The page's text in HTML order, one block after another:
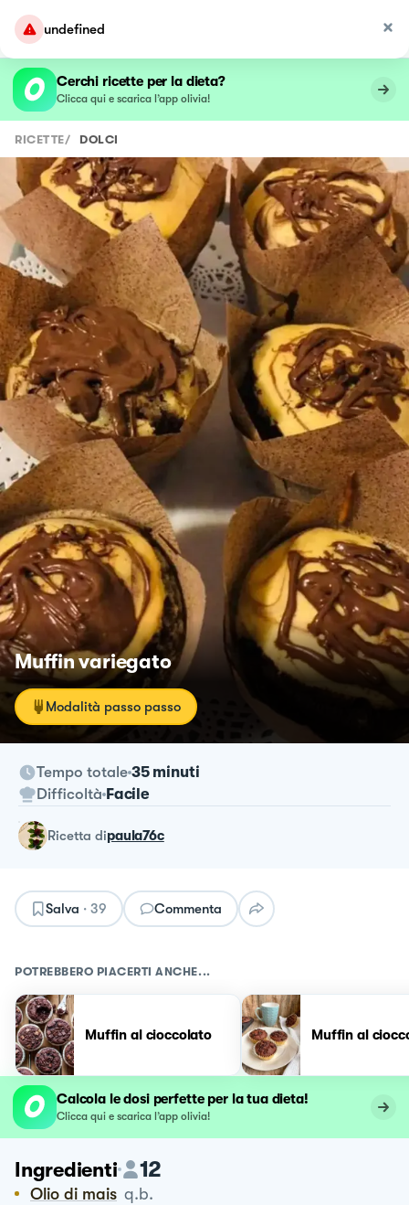
undefined
Cerchi ricette per la dieta?
Clicca qui e scarica l’app olivia!
RICETTE/ DOLCI
Muffin variegato
Modalità passo passo
Tempo totale 35 minuti
Difficoltà Facile
ricetta dipaula76c
Salva · 39 Commenta
POTREBBERO PIACERTI ANCHE...
Muffin al cioccolato Muffin al
Calcola le dosi perfette per la tua dieta!
Clicca qui e scarica l’app olivia!
Ingredienti 12
Olio di mais q.b.